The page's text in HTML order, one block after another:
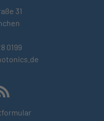
31
0199